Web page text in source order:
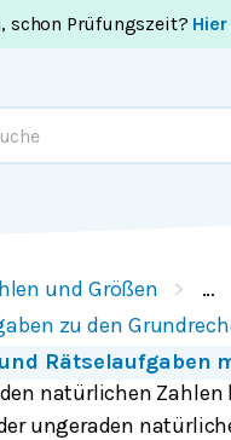
schon Prüfungszeit?
und Größen
…
zu den
Rätselaufgaben
natürlichen Zahlen
ungeraden